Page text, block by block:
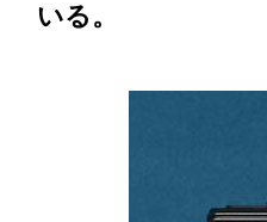
いる。